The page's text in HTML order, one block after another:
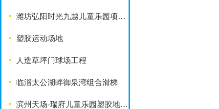
潍坊弘阳时光九越儿童乐园项目竣工啦
塑胶运动场地
人造草坪门球场工程
临淄太公湖畔御泉湾组合滑梯
滨州天场-瑞府儿童乐园塑胶地面改造工程